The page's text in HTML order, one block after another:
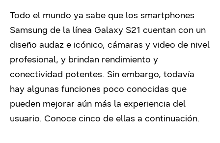
Todo el mundo ya sabe que los smartphones
Samsung de la línea Galaxy S21 cuentan con un
diseño audaz e icónico, cámaras y video de nivel
profesional, y brindan rendimiento y
conectividad potentes. Sin embargo, todavía
hay algunas funciones poco conocidas que
pueden mejorar aún más la experiencia del
usuario. Conoce cinco de ellas a continuación.